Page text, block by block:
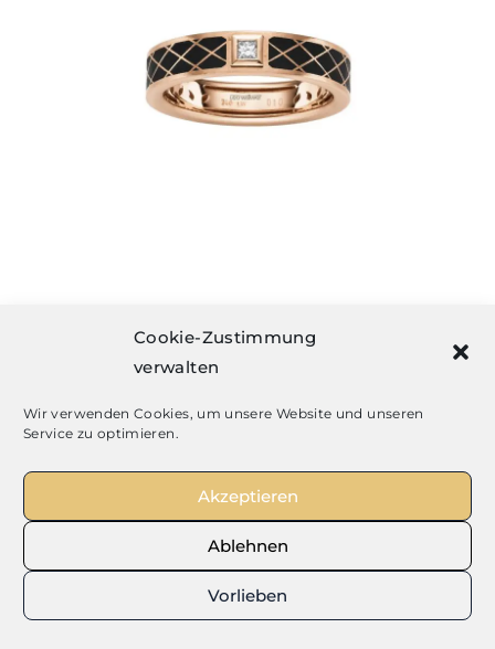
Cookie-Zustimmung
verwalten
Wir verwenden Cookies, um unsere Website und unseren
Service zu optimieren.
Akzeptieren
Ablehnen
Vorlieben
Carl Thomass